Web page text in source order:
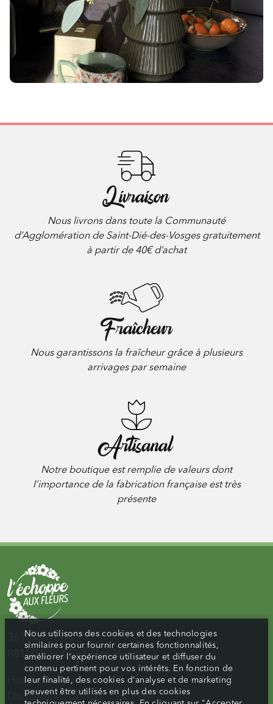
Livraison
Nous livrons dans toute la Communauté
d’Agglomération de Saint-Dié-des-Vosges gratuitement
à partir de 40€ d’achat
Fraîcheur
Nous garantissons la fraîcheur grâce à plusieurs
arrivages par semaine
Artisanal
Notre boutique est remplie de valeurs dont
l’importance de la fabrication française est très
présente
36 Rue Thiers,
88100 Saint-Dié-Des-Vosges
Horaires d’ouverture :
Du lundi au samedi : 9h-19h
Nous utilisons des cookies et des technologies
similaires pour fournir certaines fonctionnalités,
améliorer l'expérience utilisateur et diffuser du
contenu pertinent pour vos intérêts. En fonction de
leur finalité, des cookies d'analyse et de marketing
peuvent être utilisés en plus des cookies